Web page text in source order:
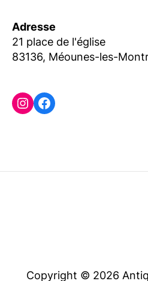
Adresse
21 place de l'église
83136, Méounes-les-
Instagram
Facebook
Copyright © 2026